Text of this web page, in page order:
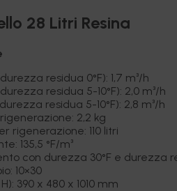
28 Litri Resina
residua 0°F): 1,7 m³/h
residua 5-10°F): 2,0 m³/h
residua 5-10°F): 2,8 m³/h
2,2 kg
rigenerazione: 110 litri
135,5 °F/m³
con durezza 30°F e durezza
10×30
390 x 480 x 1010 mm